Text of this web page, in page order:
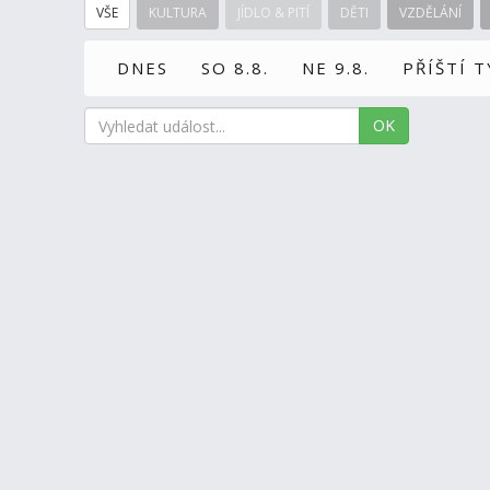
VŠE KULTURA JÍDLO & PITÍ DĚTI VZDĚLÁNÍ
DNES SO 8.8. NE 9.8. PŘÍŠTÍ
OK